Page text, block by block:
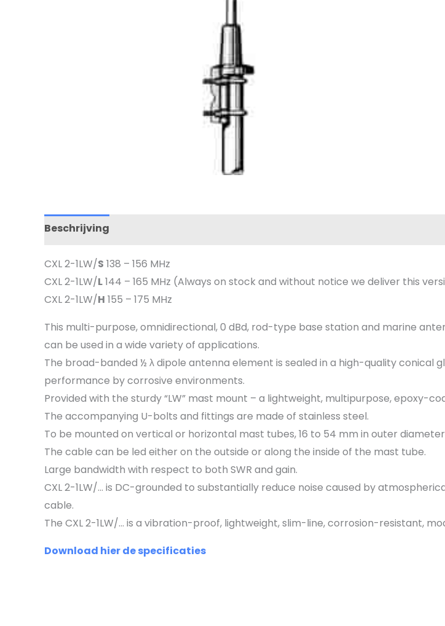
Beschrijving
CXL 2-1LW/S 138 – 156 MHz
CXL 2-1LW/L144 – 165 MHz (Always on stock and without notice we deliver this
CXL 2-1LW/H 155 – 175 MHz
This multi-purpose, omnidirectional, 0 dBd, rod-type base station and marine
can be used in a wide variety of applications.
The broad-banded ½ λ dipole antenna element is sealed in a high-quality conical
performance by corrosive environments.
Provided with the sturdy “LW” mast mount – a lightweight, multipurpose, epoxy-
The accompanying U-bolts and fittings are made of stainless steel.
To be mounted on vertical or horizontal mast tubes, 16 to 54 mm in outer
The cable can be led either on the outside or along the inside of the mast tube.
Large bandwidth with respect to both SWR and gain.
CXL 2-1LW/… is DC-grounded to substantially reduce noise caused by
cable.
The CXL 2-1LW/… is a vibration-proof, lightweight, slim-line, corrosion-resistant,
Download hier de specificaties